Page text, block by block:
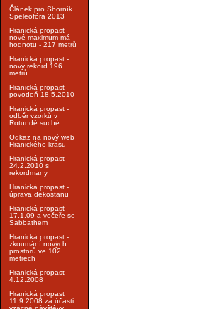
Článek pro Sborník
Speleofóra 2013
Hranická propast -
nové maximum má
hodnotu - 217 metrů
Hranická propast -
nový rekord 196
metrů
Hranická propast-
povodeň 18.5.2010
Hranická propast -
odběr vzorků v
Rotundě suché
Odkaz na nový web
Hranického krasu
Hranická propast
24.2.2010 s
rekordmany
Hranická propast -
úprava dekostanu
Hranická propast
17.1.09 a večeře se
Sabbathem
Hranická propast -
zkoumání nových
prostorů ve 102
metrech
Hranická propast
4.12.2008
Hranická propast
11.9.2008 za účasti